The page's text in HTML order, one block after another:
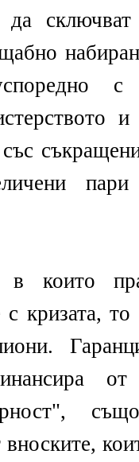
да
с
в които
кризата,
от